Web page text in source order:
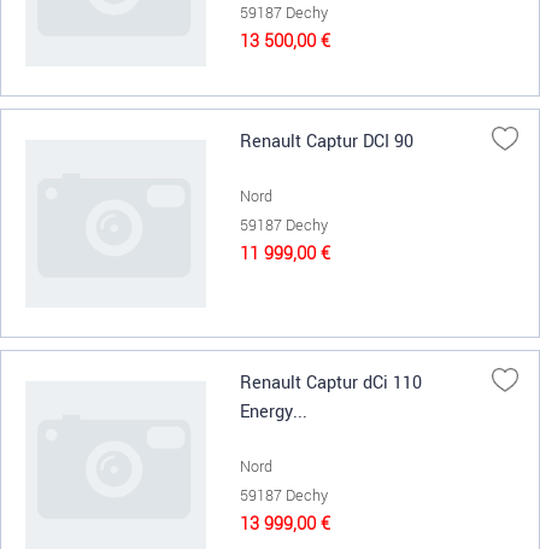
59187 Dechy
13 500,00 €
Renault Captur DCI 90
Nord
59187 Dechy
11 999,00 €
Renault Captur dCi 110
Energy...
Nord
59187 Dechy
13 999,00 €